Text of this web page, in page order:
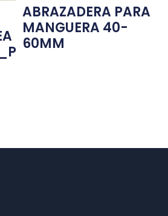
ABRAZADERA PARA
MANGUERA 40-
60MM